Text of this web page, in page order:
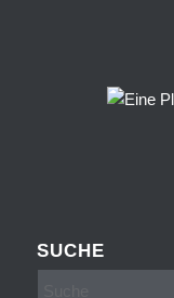
SUCHE